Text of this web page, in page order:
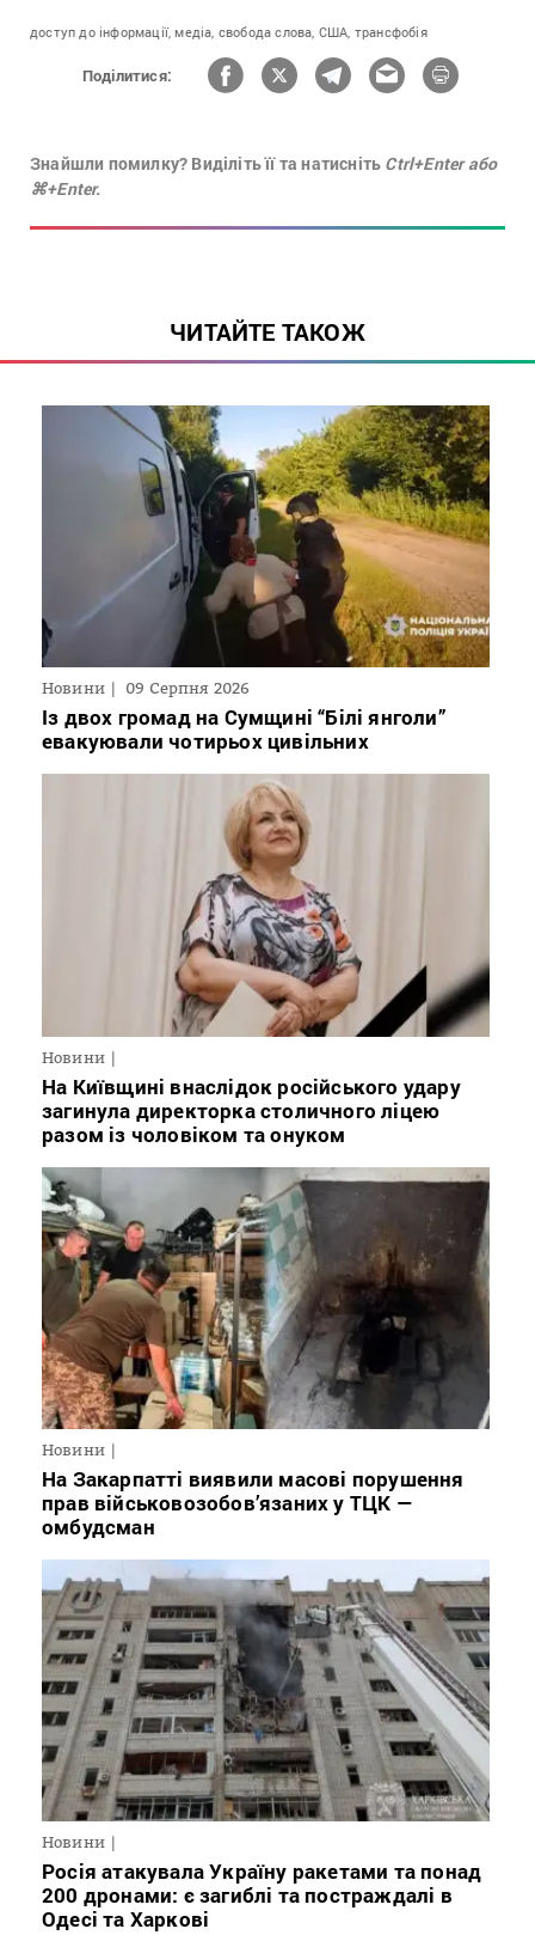
доступ до інформації, медіа, свобода слова, США, трансфобія
Поділитися:
Знайшли помилку? Виділіть її та натисніть Ctrl+Enter або
⌘+Enter.
ЧИТАЙТЕ ТАКОЖ
Новини 09 Серпня 2026
Із двох громад на Сумщині “Білі янголи”
евакуювали чотирьох цивільних
Новини
На Київщині внаслідок російського удару
загинула директорка столичного ліцею
разом із чоловіком та онуком
Новини
На Закарпатті виявили масові порушення
прав військовозобов’язаних у ТЦК —
омбудсман
Новини
Росія атакувала Україну ракетами та понад
200 дронами: є загиблі та постраждалі в
Одесі та Харкові